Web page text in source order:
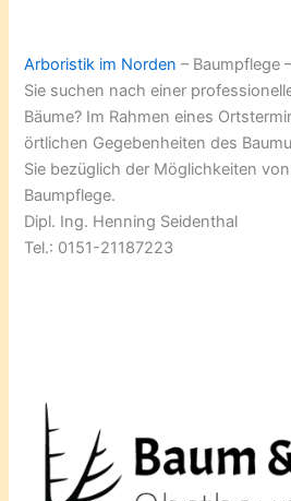
Arboristik im Norden – Baumpflege
Sie suchen nach einer
Bäume? Im Rahmen eines
örtlichen Gegebenheiten des
Sie bezüglich der Möglichkeiten
Baumpflege.
Dipl. Ing. Henning Seidenthal
Tel.: 0151-21187223